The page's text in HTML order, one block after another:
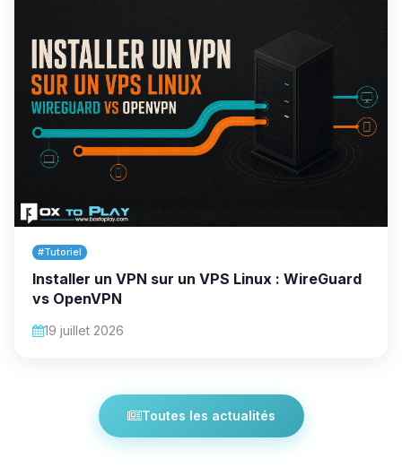
#Tutoriel
Installer un VPN sur un VPS Linux : WireGuard
vs OpenVPN
19 juillet 2026
Toutes les actualités